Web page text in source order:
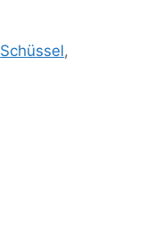
Schüssel,